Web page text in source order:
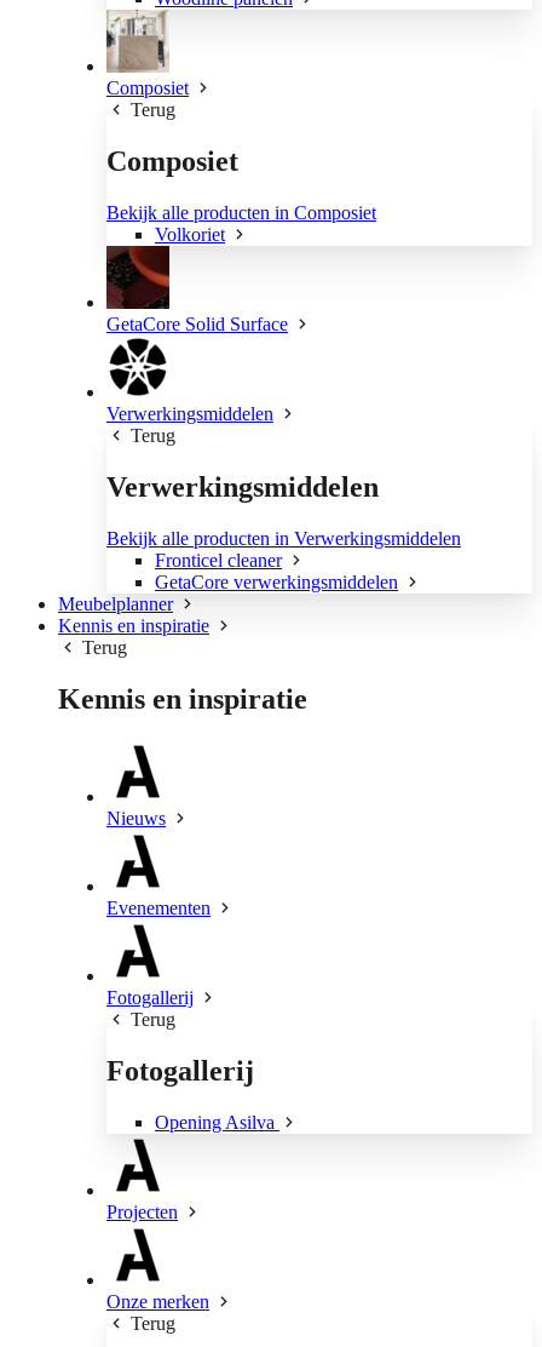
Composiet
Terug
Composiet
Bekijk alle producten in Composiet
Volkoriet
GetaCore Solid Surface
Verwerkingsmiddelen
Terug
Verwerkingsmiddelen
Bekijk alle producten in Verwerkingsmiddelen
Fronticel cleaner
GetaCore verwerkingsmiddelen
Meubelplanner
Kennis en inspiratie
Terug
Kennis en inspiratie
Nieuws
Evenementen
Fotogallerij
Terug
Fotogallerij
Opening Asilva
Projecten
Onze merken
Terug